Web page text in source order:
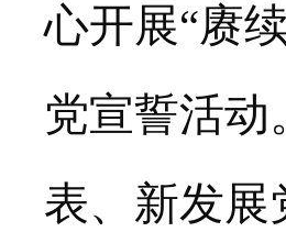
心开展“赓
党宣誓活
表、新发展